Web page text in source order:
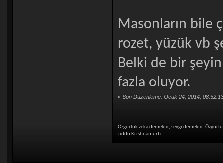
Masonların bile
rozet, yüzük vb
Belki de bir
fazla oluyor.
« Son Düzenleme: Ocak 24, 2014,
Özgürlük zeka demektir, sevgi demektir.
Jiddu Krishnamurti